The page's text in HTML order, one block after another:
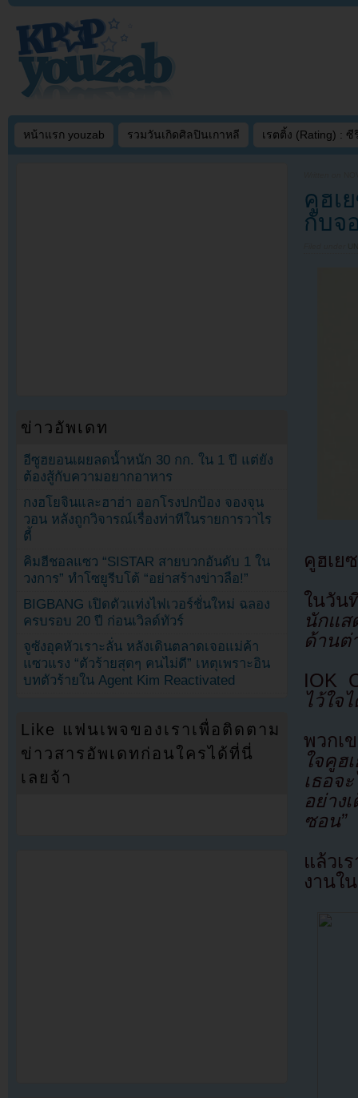
หน้าแรก youzab รวมวันเกิดศิลปินเกาหลี เรตติ้ง (Rating) : ซี
คูฮเ
กับจ
คูฮเย
ในวัน
นักแส
ด้านต่
IOK
ไว้ใจไ
พวกเ
ใจคูฮ
เธอจ
อย่าง
ซอน”
แล้วเ
งานใ
ข่าวอัพเดท
อีซูฮยอนเผยลดน้ำหนัก 30 กก. ใน 1 ปี แต่ยัง
ต้องสู้กับความอยากอาหาร
กงฮโยจินและฮาฮ่า ออกโรงปกป้อง จองจุน
วอน หลังถูกวิจารณ์เรื่องท่าทีในรายการวาไร
ตี้
คิมฮีชอลแซว “SISTAR สายบวกอันดับ 1 ใน
วงการ” ทำโซยูรีบโต้ “อย่าสร้างข่าวลือ!”
BIGBANG เปิดตัวแท่งไฟเวอร์ชั่นใหม่ ฉลอง
ครบรอบ 20 ปี ก่อนเวิลด์ทัวร์
จูซังอุคหัวเราะลั่น หลังเดินตลาดเจอแม่ค้า
แซวแรง “ตัวร้ายสุดๆ คนไม่ดี” เหตุเพราะอิน
บทตัวร้ายใน Agent Kim Reactivated
Like แฟนเพจของเราเพื่อติดตาม
ข่าวสารอัพเดทก่อนใครได้ที่นี่
เลยจ้า